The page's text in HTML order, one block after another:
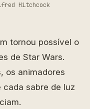
Hitchcock
tornou possível o
de Star Wars.
os animadores
cada sabre de luz